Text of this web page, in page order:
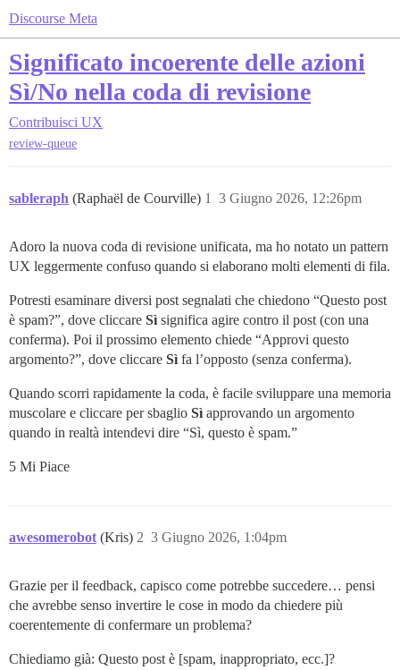
Discourse Meta
Significato incoerente delle azioni
Sì/No nella coda di revisione
Contribuisci UX
review-queue
sableraph (Raphaël de Courville) 3 Giugno 2026, 12:26pm
1
Adoro la nuova coda di revisione unificata, ma ho notato un pattern
UX leggermente confuso quando si elaborano molti elementi di fila.
Potresti esaminare diversi post segnalati che chiedono “Questo post
è spam?”, dove cliccare Sì significa agire contro il post (con una
conferma). Poi il prossimo elemento chiede “Approvi questo
argomento?”, dove cliccare Sì fa l’opposto (senza conferma).
Quando scorri rapidamente la coda, è facile sviluppare una memoria
muscolare e cliccare per sbaglio Sì approvando un argomento
quando in realtà intendevi dire “Sì, questo è spam.”
5 Mi Piace
awesomerobot (Kris) 3 Giugno 2026, 1:04pm
2
Grazie per il feedback, capisco come potrebbe succedere… pensi
che avrebbe senso invertire le cose in modo da chiedere più
coerentemente di confermare un problema?
Chiediamo già: Questo post è [spam, inappropriato, ecc.]?